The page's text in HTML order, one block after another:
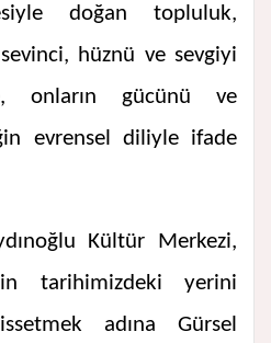
doğan topluluk,
sevinci, hüznü ve sevgiyi
onların gücünü ve
evrensel diliyle ifade
Kültür Merkezi,
tarihimizdeki yerini
adına Gürsel